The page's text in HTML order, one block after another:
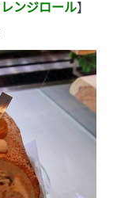
ンジロール】